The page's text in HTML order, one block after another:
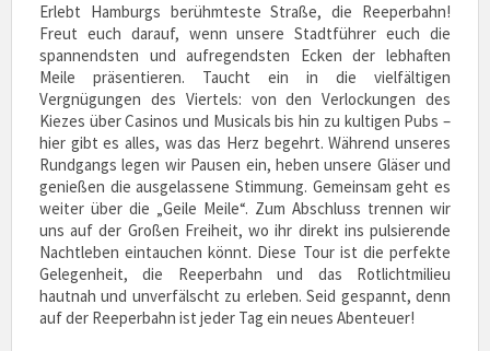
Erlebt Hamburgs berühmteste Straße, die Reeperbahn!
Freut euch darauf, wenn unsere Stadtführer euch die
spannendsten und aufregendsten Ecken der lebhaften
Meile präsentieren. Taucht ein in die vielfältigen
Vergnügungen des Viertels: von den Verlockungen des
Kiezes über Casinos und Musicals bis hin zu kultigen Pubs –
hier gibt es alles, was das Herz begehrt. Während unseres
Rundgangs legen wir Pausen ein, heben unsere Gläser und
genießen die ausgelassene Stimmung. Gemeinsam geht es
weiter über die „Geile Meile“. Zum Abschluss trennen wir
uns auf der Großen Freiheit, wo ihr direkt ins pulsierende
Nachtleben eintauchen könnt. Diese Tour ist die perfekte
Gelegenheit, die Reeperbahn und das Rotlichtmilieu
hautnah und unverfälscht zu erleben. Seid gespannt, denn
auf der Reeperbahn ist jeder Tag ein neues Abenteuer!